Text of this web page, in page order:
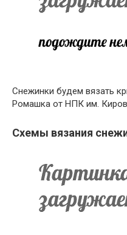
Снежинки будем вязать
Ромашка от НПК им.
Схемы вязания